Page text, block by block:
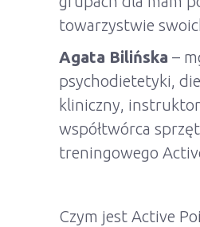
towarzystwie
Agata Bilińska –
psychodietetyki,
kliniczny,
współtwórca
treningowego
Czym jest Active